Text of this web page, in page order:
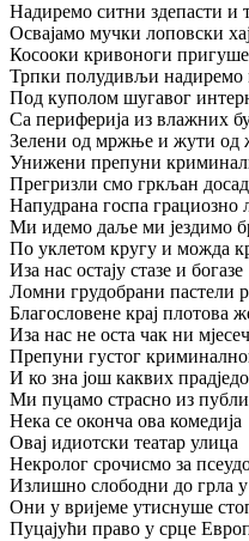
Надиремо ситни здепасти и
Освајамо мучки лоповски
Косооки кривоноги
Трпки полудивљи надиремо
Под куполом шугавог
Са периферија из влажних
Зелени од мржње и жути од
Унижени препуни
Прегризли смо гркљан
Напудрана госпа грациозно
Ми идемо даље ми јездимо
По уклетом кругу и можда
Иза нас остају стазе и богазе
Ломни грудобрани пастели
Благословене крај плотова
Иза нас не оста чак ни
Препуни густог
И ко зна још каквих
Ми пуцамо страсно из
Нека се оконча ова комедија
Овај идиотски театар улица
Некролог срочисмо за
Излишно слободни до грла
Они у вријеме утиснуше
Пуцајући право у срце